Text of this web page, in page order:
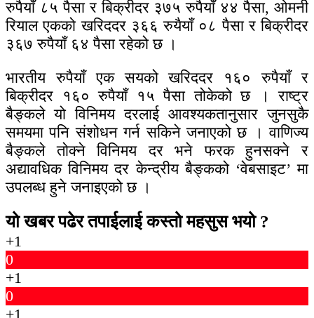
रुपैयाँ ८५ पैसा र बिक्रीदर ३७५ रुपैयाँ ४४ पैसा, ओमनी
रियाल एकको खरिददर ३६६ रुयैयाँ ०८ पैसा र बिक्रीदर
३६७ रुपैयाँ ६४ पैसा रहेको छ ।
भारतीय रुपैयाँ एक सयको खरिददर १६० रुपैयाँ र
बिक्रीदर १६० रुपैयाँ १५ पैसा तोकेको छ । राष्ट्र
बैङ्कले यो विनिमय दरलाई आवश्यकतानुसार जुनसुकै
समयमा पनि संशोधन गर्न सकिने जनाएको छ । वाणिज्य
बैङ्कले तोक्ने विनिमय दर भने फरक हुनसक्ने र
अद्यावधिक विनिमय दर केन्द्रीय बैङ्कको ‘वेबसाइट’ मा
उपलब्ध हुने जनाइएको छ ।
यो खबर पढेर तपाईलाई कस्तो महसुस भयो ?
+1
0
+1
0
+1